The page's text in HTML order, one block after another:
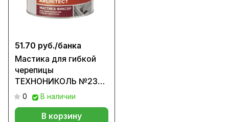
51.70 руб./банка
Мастика для гибкой
черепицы
ТЕХНОНИКОЛЬ №23
(Фиксер) 12 кг.
0 В наличии
В корзину